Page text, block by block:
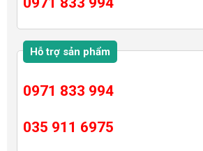
Hỗ trợ sản phẩm
0971 833 994
035 911 6975